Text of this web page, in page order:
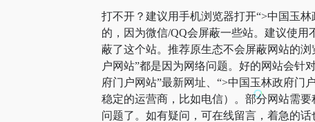
打不开？建议用手机浏览器打开“>中国玉
的，因为微信/QQ会屏蔽一些站。建议使
蔽了这个站。推荐原生态不会屏蔽网站的
户网站”都是因为网络问题。好的网站会针
府门户网站”最新网址、“>中国玉林政府门
稳定的运营商，比如电信）。部分网站需
问题了。如有疑问，可在线留言，着急的话